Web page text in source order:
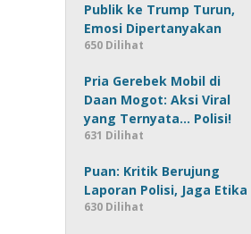
Publik ke Trump Turun,
Emosi Dipertanyakan
650 Dilihat
Pria Gerebek Mobil di
Daan Mogot: Aksi Viral
yang Ternyata… Polisi!
631 Dilihat
Puan: Kritik Berujung
Laporan Polisi, Jaga Etika
630 Dilihat